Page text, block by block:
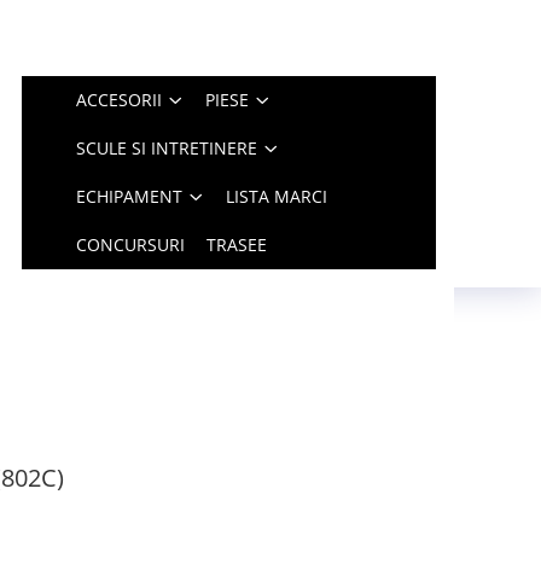
ACCESORII PIESE
SCULE SI INTRETINERE
ECHIPAMENT LISTA MARCI
CONCURSURI TRASEE